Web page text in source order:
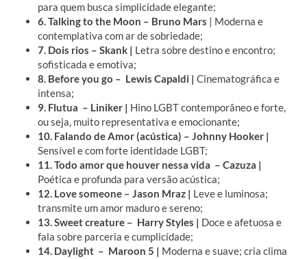
para quem busca simplicidade elegante;
6. Talking to the Moon – Bruno Mars | Moderna e
contemplativa com ar de sobriedade;
7. Dois rios – Skank | Letra sobre destino e encontro;
sofisticada e emotiva;
8. Before you go – Lewis Capaldi | Cinematográfica e
intensa;
9. Flutua – Liniker | Hino LGBT contemporâneo e forte,
ou seja, muito representativa e emocionante;
10. Falando de Amor (acústica) – Johnny Hooker |
Sensível e com forte identidade LGBT;
11. Todo amor que houver nessa vida – Cazuza |
Poética e profunda para versão acústica;
12. Love someone – Jason Mraz | Leve e luminosa;
transmite um amor maduro e sereno;
13. Sweet creature – Harry Styles | Doce e afetuosa e
fala sobre parceria e cumplicidade;
14. Daylight – Maroon 5 | Moderna e suave; cria clima